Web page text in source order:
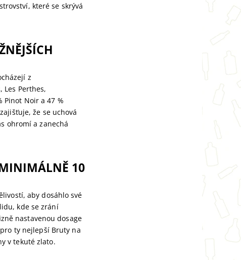
které se skrývá
z
Les Perthes,
Pinot Noir a 47 %
že se uchová
ohromí a zanechá
10
aby dosáhlo své
kde se zrání
nastavenou dosage
ty nejlepší Bruty na
v tekuté zlato.